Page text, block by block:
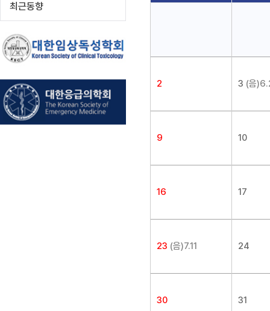
최근동향
2 3 (음
9 10
16 17
23 (음)7.11 24
30 31